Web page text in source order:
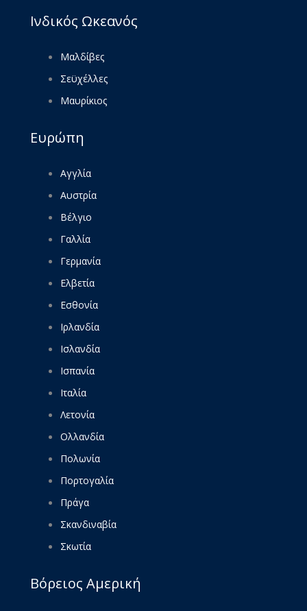
Ινδικός Ωκεανός
Μαλδίβες
Σεϋχέλλες
Μαυρίκιος
Ευρώπη
Αγγλία
Αυστρία
Βέλγιο
Γαλλία
Γερμανία
Ελβετία
Εσθονία
Ιρλανδία
Ισλανδία
Ισπανία
Ιταλία
Λετονία
Ολλανδία
Πολωνία
Πορτογαλία
Πράγα
Σκανδιναβία
Σκωτία
Βόρειος Αμερική